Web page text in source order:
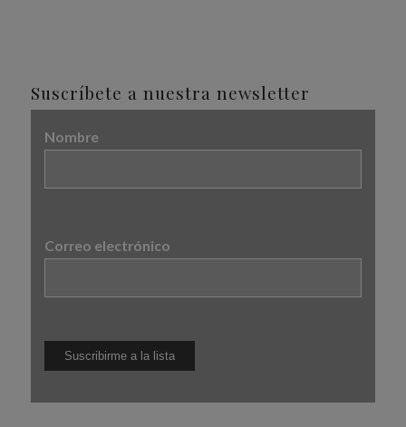
Suscríbete a nuestra newsletter
Nombre
Correo electrónico